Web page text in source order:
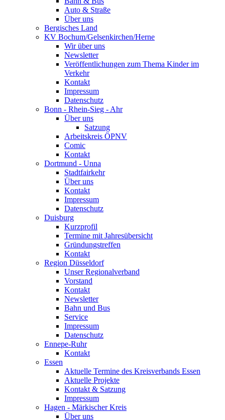
Auto & Straße
Über uns
Bergisches Land
KV Bochum/Gelsenkirchen/Herne
Wir über uns
Newsletter
Veröffentlichungen zum Thema Kinder im
Verkehr
Kontakt
Impressum
Datenschutz
Bonn - Rhein-Sieg - Ahr
Über uns
Satzung
Arbeitskreis ÖPNV
Comic
Kontakt
Dortmund - Unna
Stadtfairkehr
Über uns
Kontakt
Impressum
Datenschutz
Duisburg
Kurzprofil
Termine mit Jahresübersicht
Gründungstreffen
Kontakt
Region Düsseldorf
Unser Regionalverband
Vorstand
Kontakt
Newsletter
Bahn und Bus
Service
Impressum
Datenschutz
Ennepe-Ruhr
Kontakt
Essen
Aktuelle Termine des Kreisverbands Essen
Aktuelle Projekte
Kontakt & Satzung
Impressum
Hagen - Märkischer Kreis
Über uns